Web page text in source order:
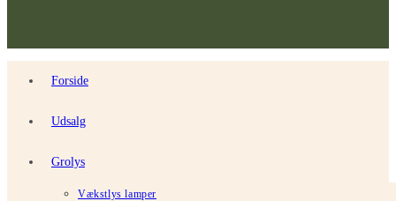
Forside
Udsalg
Grolys
Vækstlys lamper